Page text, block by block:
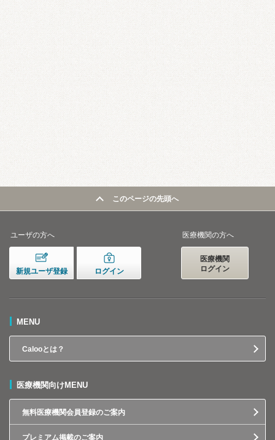
このページの先頭へ
ユーザの方へ
新規ユーザ登録 ログイン
医療機関の方へ
医療機関
ログイン
MENU
Calooとは？
医療機関向けMENU
無料医療機関会員登録のご案内
プレミアム掲載のご案内